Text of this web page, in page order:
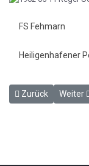
FS Fehmarn
Heiligenhafener
Vorheriger
Zurück Weiter